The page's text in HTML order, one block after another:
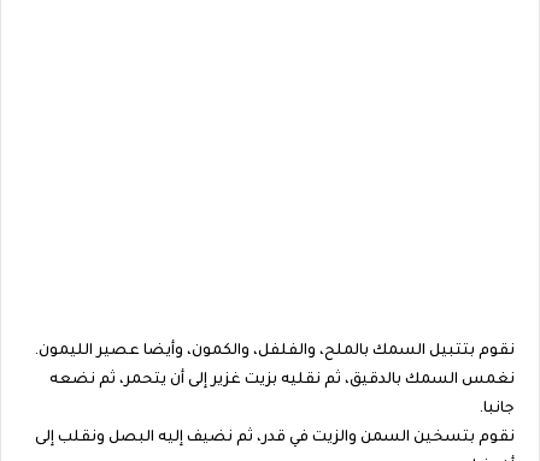
نقوم بتتبيل السمك بالملح، والفلفل، والكمون، وأيضا عصير الليمون.
نغمس السمك بالدقيق، ثم نقليه بزيت غزير إلى أن يتحمر، ثم نضعه
جانبا.
نقوم بتسخين السمن والزيت في قدر، ثم نضيف إليه البصل ونقلب إلى